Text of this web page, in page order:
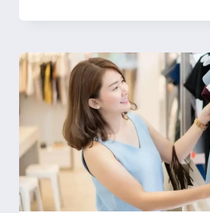
DIRECCIÓN
DEVOLUCIÓN
EN
JAPÓN
ES
FUNDAMENTAL
PARA
LOS
VENDEDORES
DE
COMERCIO